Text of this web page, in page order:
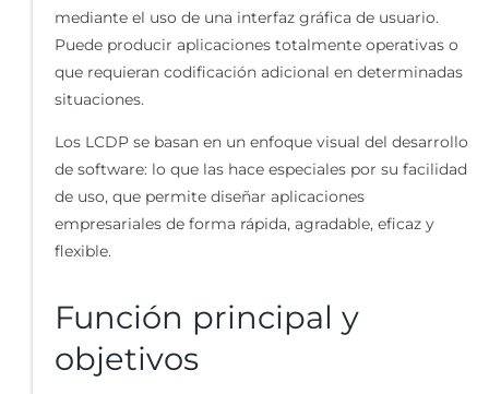
mediante el uso de una interfaz gráfica de usuario.
Puede producir aplicaciones totalmente operativas o
que requieran codificación adicional en determinadas
situaciones.
Los LCDP se basan en un enfoque visual del desarrollo
de software: lo que las hace especiales por su facilidad
de uso, que permite diseñar aplicaciones
empresariales de forma rápida, agradable, eficaz y
flexible.
Función principal y
objetivos